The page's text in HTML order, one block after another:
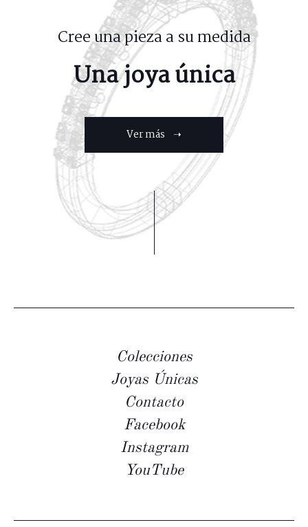
Cree una pieza a su medida
Una joya única
Ver más ➝
Colecciones
Joyas Únicas
Contacto
Facebook
Instagram
YouTube